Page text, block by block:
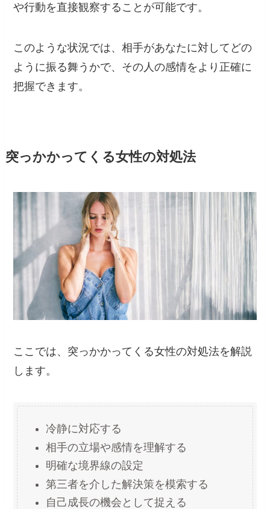
や行動を直接観察することが可能です。
このような状況では、相手があなたに対してどの
ように振る舞うかで、その人の感情をより正確に
把握できます。
突っかかってくる女性の対処法
ここでは、突っかかってくる女性の対処法を解説
します。
冷静に対応する
相手の立場や感情を理解する
明確な境界線の設定
第三者を介した解決策を模索する
自己成長の機会として捉える